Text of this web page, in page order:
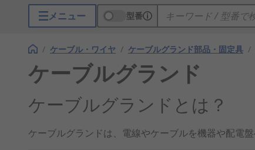
メニュー 型番
/ ケーブル・ワイヤ / ケーブルグランド部品・固定具 /
ケーブルグランド
ケーブルグランドとは？
ケーブルグランドは、電線やケーブルを機器や配電